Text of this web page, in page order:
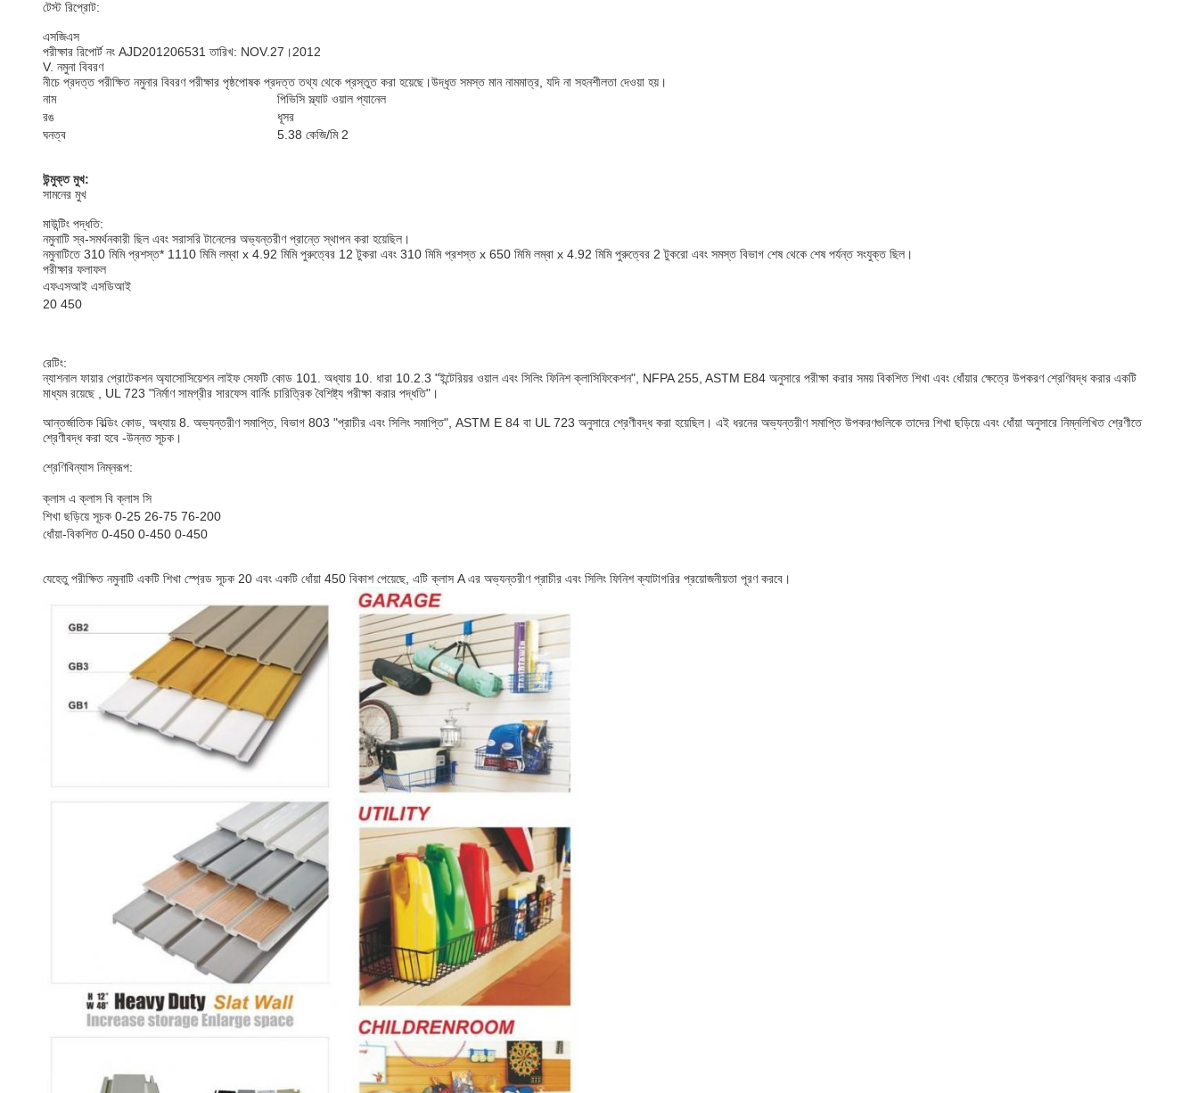
টেস্ট রিপ্রোট:
এসজিএস
পরীক্ষার রিপোর্ট নং AJD201206531 তারিখ: NOV.27।2012
V. নমুনা বিবরণ
নীচে প্রদত্ত পরীক্ষিত নমুনার বিবরণ পরীক্ষার পৃষ্ঠপোষক প্রদত্ত তথ্য থেকে প্রস্তুত করা হয়েছে।উদ্ধৃত সমস্ত মান নামমাত্র, যদি না সহনশীলতা দেওয়া হয়।
নাম
পিভিসি স্ল্যাট ওয়াল প্যানেল
রঙ
ধূসর
ঘনত্ব
5.38 কেজি/মি 2
উন্মুক্ত মুখ:
সামনের মুখ
মাউন্টিং পদ্ধতি:
নমুনাটি স্ব-সমর্থনকারী ছিল এবং সরাসরি টানেলের অভ্যন্তরীণ প্রান্তে স্থাপন করা হয়েছিল।
নমুনাটিতে 310 মিমি প্রশস্ত* 1110 মিমি লম্বা x 4.92 মিমি পুরুত্বের 12 টুকরা এবং 310 মিমি প্রশস্ত x 650 মিমি লম্বা x 4.92 মিমি পুরুত্বের 2 টুকরো এবং সমস্ত বিভাগ শেষ থেকে শেষ পর্যন্ত সংযুক্ত ছিল।
পরীক্ষার ফলাফল
এফএসআই এসডিআই
20 450
রেটিং:
ন্যাশনাল ফায়ার প্রোটেকশন অ্যাসোসিয়েশন লাইফ সেফটি কোড 101. অধ্যায় 10. ধারা 10.2.3 "ইন্টেরিয়র ওয়াল এবং সিলিং ফিনিশ ক্লাসিফিকেশন", NFPA 255, ASTM E84 অনুসারে পরীক্ষা করার সময় বিকশিত শিখা এবং ধোঁয়ার ক্ষেত্রে উপকরণ শ্রেণিবদ্ধ করার একটি
মাধ্যম রয়েছে , UL 723 "নির্মাণ সামগ্রীর সারফেস বার্নিং চারিত্রিক বৈশিষ্ট্য পরীক্ষা করার পদ্ধতি"।
আন্তর্জাতিক বিল্ডিং কোড, অধ্যায় 8. অভ্যন্তরীণ সমাপ্তি, বিভাগ 803 "প্রাচীর এবং সিলিং সমাপ্তি", ASTM E 84 বা UL 723 অনুসারে শ্রেণীবদ্ধ করা হয়েছিল। এই ধরনের অভ্যন্তরীণ সমাপ্তি উপকরণগুলিকে তাদের শিখা ছড়িয়ে এবং ধোঁয়া অনুসারে নিম্নলিখিত শ্রেণীতে
শ্রেণীবদ্ধ করা হবে -উন্নত সূচক।
শ্রেণিবিন্যাস নিম্নরূপ:
ক্লাস এ ক্লাস বি ক্লাস সি
শিখা ছড়িয়ে সূচক 0-25 26-75 76-200
ধোঁয়া-বিকশিত 0-450 0-450 0-450
যেহেতু পরীক্ষিত নমুনাটি একটি শিখা স্প্রেড সূচক 20 এবং একটি ধোঁয়া 450 বিকাশ পেয়েছে, এটি ক্লাস A এর অভ্যন্তরীণ প্রাচীর এবং সিলিং ফিনিশ ক্যাটাগরির প্রয়োজনীয়তা পূরণ করবে।